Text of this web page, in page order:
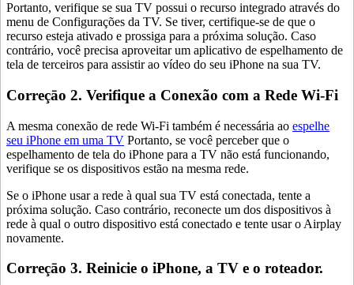
Portanto, verifique se sua TV possui o recurso integrado através do
menu de Configurações da TV. Se tiver, certifique-se de que o
recurso esteja ativado e prossiga para a próxima solução. Caso
contrário, você precisa aproveitar um aplicativo de espelhamento de
tela de terceiros para assistir ao vídeo do seu iPhone na sua TV.
Correçāo 2. Verifique a Conexão com a Rede Wi-Fi
A mesma conexão de rede Wi-Fi também é necessária ao espelhe
seu iPhone em uma TV Portanto, se você perceber que o
espelhamento de tela do iPhone para a TV não está funcionando,
verifique se os dispositivos estão na mesma rede.
Se o iPhone usar a rede à qual sua TV está conectada, tente a
próxima solução. Caso contrário, reconecte um dos dispositivos à
rede à qual o outro dispositivo está conectado e tente usar o Airplay
novamente.
Correçāo 3. Reinicie o iPhone, a TV e o roteador.